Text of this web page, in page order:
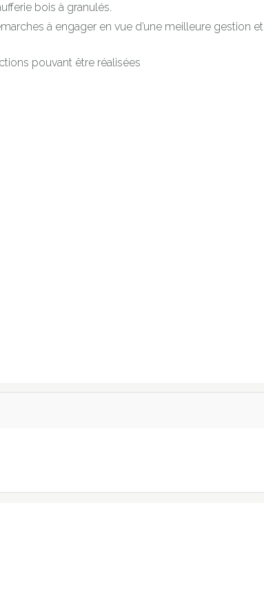
bois à granulés.
à engager en vue d’une meilleure gestion et
pouvant être réalisées